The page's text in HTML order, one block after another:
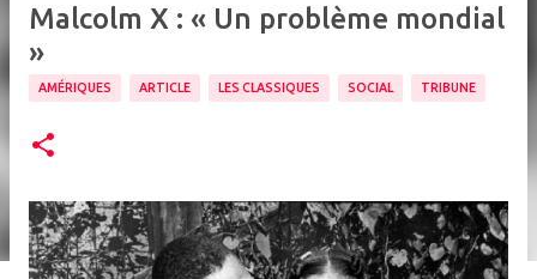
Malcolm X : « Un problème mondial
»
AMÉRIQUES ARTICLE LES CLASSIQUES SOCIAL TRIBUNE